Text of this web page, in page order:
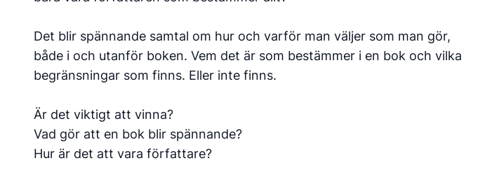
Det blir spännande samtal om hur och varför man väljer som man gör,
både i och utanför boken. Vem det är som bestämmer i en bok och vilka
begränsningar som finns. Eller inte finns.
Är det viktigt att vinna?
Vad gör att en bok blir spännande?
Hur är det att vara författare?